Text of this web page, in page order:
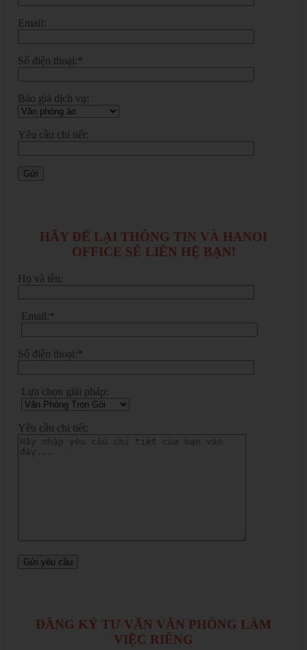
Email:
Số điện thoại:*
Báo giá dịch vụ:
Yêu cầu chi tiết:
HÃY ĐỂ LẠI THÔNG TIN VÀ HANOI
OFFICE SẼ LIÊN HỆ BẠN!
Họ và tên:
Email:*
Số điện thoại:*
Lựa chọn giải pháp:
Yêu cầu chi tiết:
ĐĂNG KÝ TƯ VẤN VĂN PHÒNG LÀM
VIỆC RIÊNG